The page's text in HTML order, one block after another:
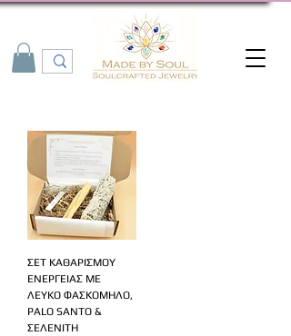
ΣΕΤ ΚΑΘΑΡΙΣΜΟΥ
ΕΝΕΡΓΕΙΑΣ ΜΕ
ΛΕΥΚΟ ΦΑΣΚΟΜΗΛΟ,
PALO SANTO &
ΣΕΛΕΝΙΤΗ